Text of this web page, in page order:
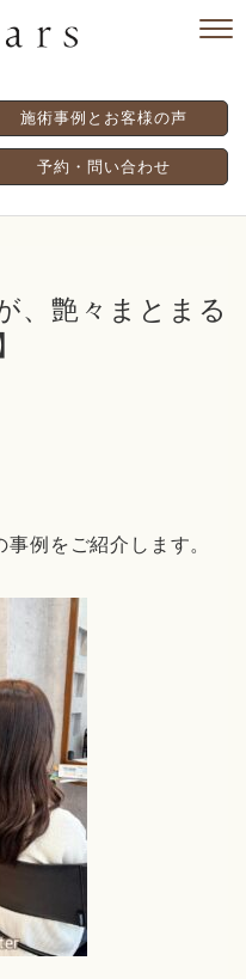
施術事例とお客様の声
予約・問い合わせ
例をご紹介します。